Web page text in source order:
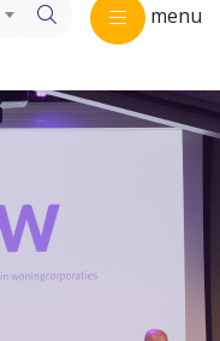
menu